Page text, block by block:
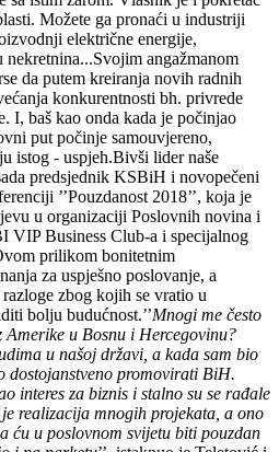
Možete ga pronaći u industriji
električne energije,
angažmanom
da putem kreiranja novih radnih
konkurentnosti bh. privrede
I, baš kao onda kada je počinjao
put počinje samouvjereno,
istog - uspjeh.Bivši lider naše
predsjednik KSBiH i novopečeni
’’Pouzdanost 2018’’, koja je
u organizaciji Poslovnih novina i
VIP Business Club-a i specijalnog
prilikom bonitetnim
za uspješno poslovanje, a
zbog kojih se vratio u
bolju budućnost.’’Mnogi me često
Amerike u Bosnu i Hercegovinu?
u našoj državi, a kada sam bio
dostojanstveno promovirati BiH.
interes za biznis i stalno su se rađale
realizacija mnogih projekata, a ono
ću u poslovnom svijetu biti pouzdan